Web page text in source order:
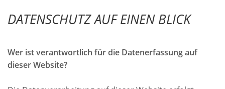
DATENSCHUTZ AUF EINEN BLICK
Wer ist verantwortlich für die Datenerfassung auf
dieser Website?